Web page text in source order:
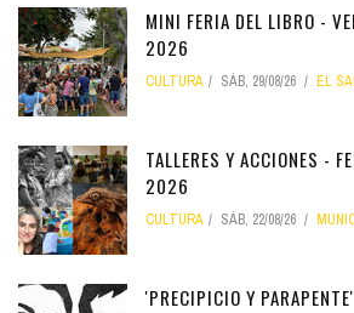
MINI FERIA DEL LIBRO -
2026
CULTURA SÁB, 29/08/26 EL
TALLERES Y ACCIONES -
2026
CULTURA SÁB, 22/08/26
'PRECIPICIO Y PARAPENTE'